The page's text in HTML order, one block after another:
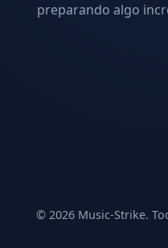
preparando algo
© 2026 Music-Strike.